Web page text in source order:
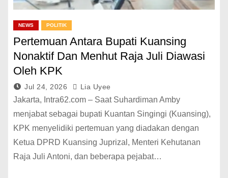
NEWS POLITIK
Pertemuan Antara Bupati Kuansing
Nonaktif Dan Menhut Raja Juli Diawasi
Oleh KPK
Jul 24, 2026 Lia Uyee
Jakarta, Intra62.com – Saat Suhardiman Amby
menjabat sebagai bupati Kuantan Singingi (Kuansing),
KPK menyelidiki pertemuan yang diadakan dengan
Ketua DPRD Kuansing Juprizal, Menteri Kehutanan
Raja Juli Antoni, dan beberapa pejabat…